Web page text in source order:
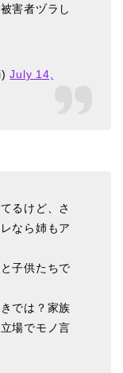
害者ヅラし
July 14,
るけど、さ
なら姉もア
子供たちで
では？家族
場でモノ言